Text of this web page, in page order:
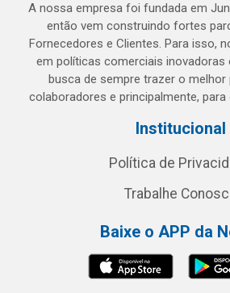
A nossa empresa foi fundada em
então vem construindo fortes
Fornecedores e Clientes. Para isso,
em políticas comerciais inovadoras
busca de sempre trazer o
colaboradores e principalmente,
Institucional
Política de
Trabalhe
Baixe o APP da